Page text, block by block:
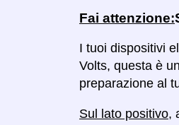
Fai attenzione:
I tuoi dispositivi
Volts, questa è
preparazione al
Sul lato positivo,